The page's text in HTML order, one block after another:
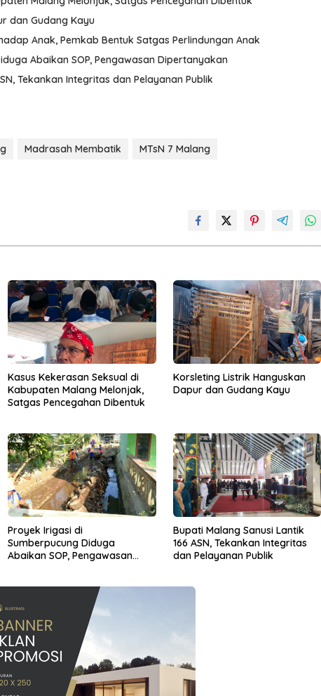
dan Gudang Kayu
Anak, Pemkab Bentuk Satgas Perlindungan Anak
Abaikan SOP, Pengawasan Dipertanyakan
Tekankan Integritas dan Pelayanan Publik
Madrasah Membatik
MTsN 7 Malang
Kasus Kekerasan Seksual di
Kabupaten Malang Melonjak,
Satgas Pencegahan Dibentuk
Korsleting Listrik Hanguskan
Dapur dan Gudang Kayu
Proyek Irigasi di
Sumberpucung Diduga
Abaikan SOP, Pengawasan
Bupati Malang Sanusi Lantik
166 ASN, Tekankan Integritas
dan Pelayanan Publik